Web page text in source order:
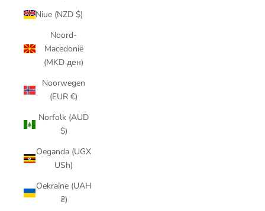
Niue (NZD $)
Noord-
Macedonië
(MKD ден)
Noorwegen
(EUR €)
Norfolk (AUD
$)
Oeganda (UGX
USh)
Oekraïne (UAH
₴)